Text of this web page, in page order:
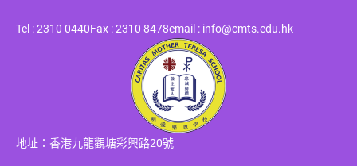
Tel : 2310 0440Fax : 2310 8478email : info@cmts.edu.hk
地址：香港九龍觀塘彩興路20號